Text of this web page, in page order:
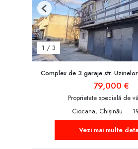
1 / 3
Previous
Complex de 3 garaje str.
79,000 €
Proprietate specială de
Ciocana, Chișinău
Vezi mai multe